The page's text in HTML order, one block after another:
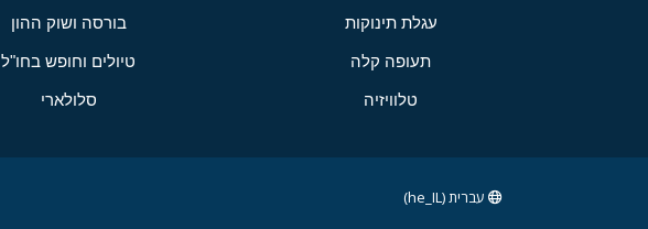
עגלת תינוקות בורסה ושוק ההון
תעופה קלה טיולים וחופש בחו"ל
טלוויזיה סלולארי
עברית (he_IL)